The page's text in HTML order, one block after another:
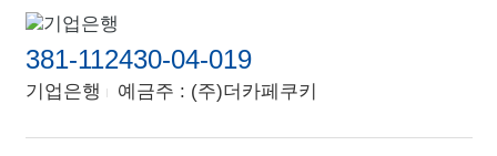
381-112430-04-019
기업은행 예금주 : (주)더카페쿠키